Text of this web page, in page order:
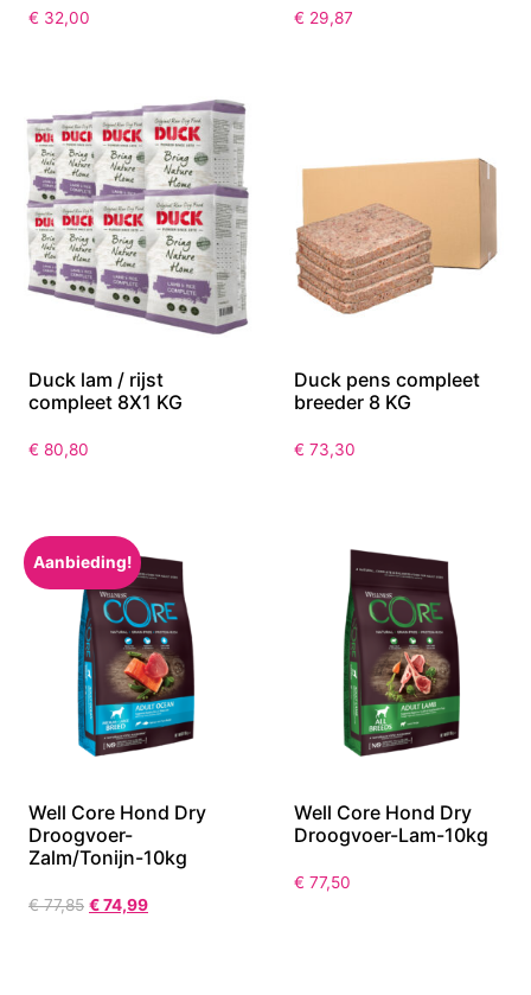
€ 32,00 € 29,87
Duck lam / rijst
compleet 8X1 KG
€ 80,80
Duck pens compleet
breeder 8 KG
€ 73,30
Aanbieding!
Well Core Hond Dry
Droogvoer-
Zalm/Tonijn-10kg
€77,85 €74,99
Well Core Hond Dry
Droogvoer-Lam-10kg
€ 77,50